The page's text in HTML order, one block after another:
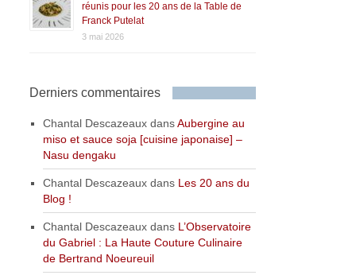
réunis pour les 20 ans de la Table de
Franck Putelat
3 mai 2026
Derniers commentaires
Chantal Descazeaux dansAubergine au
miso et sauce soja [cuisine japonaise] –
Nasu dengaku
Chantal Descazeaux dans Les 20 ans du
Blog !
Chantal Descazeaux dans L’Observatoire
du Gabriel : La Haute Couture Culinaire
de Bertrand Noeureuil